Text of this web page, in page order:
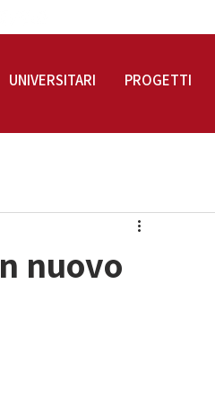
nuovo
UNIVERSITARI PROGETTI